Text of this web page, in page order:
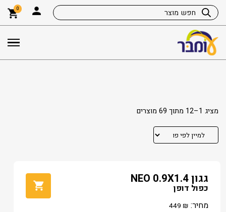
0
מציג 1–12 מתוך 69 מוצרים
גגון NEO 0.9X1.4
כפול דופן
מחיר:
449 ₪